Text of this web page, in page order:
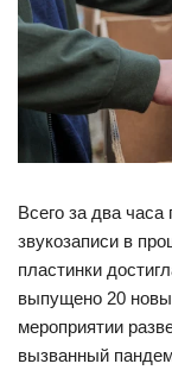
Всего за два
звукозаписи в
пластинки
выпущено 20
мероприятии
вызванный